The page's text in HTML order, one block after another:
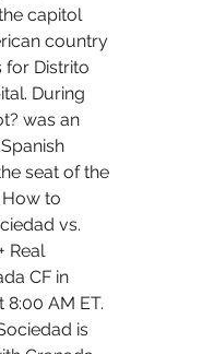
capitol
country
for Distrito
During
was an
seat of the
to
vs.
Real
CF in
AM ET.
is